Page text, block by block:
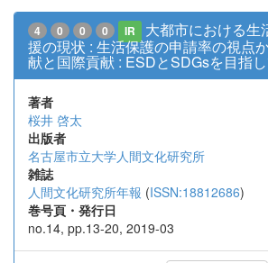
4 0 0 0 IR
大都市における生
援の現状 : 生活保護の申請率の視点
献と国際貢献 : ESDとSDGsを目指
著者
桜井 啓太
出版者
名古屋市立大学人間文化研究所
雑誌
人間文化研究所年報 (ISSN:18812686)
巻号頁・発行日
no.14, pp.13-20, 2019-03